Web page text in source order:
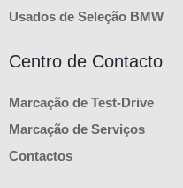
Usados de Seleção BMW
Centro de Contacto
Marcação de Test-Drive
Marcação de Serviços
Contactos